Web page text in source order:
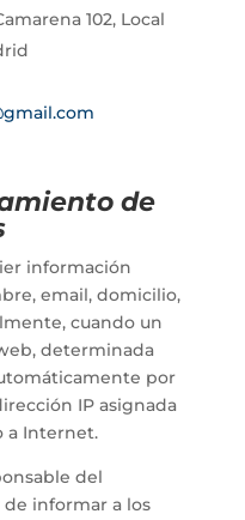
102, Local
de
información
email, domicilio,
cuando un
determinada
por
IP asignada
a Internet.
del
informar a los